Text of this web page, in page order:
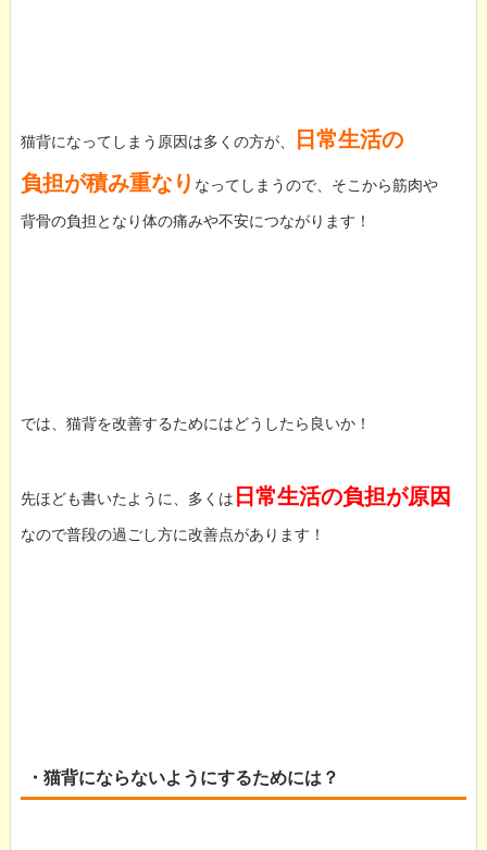
猫背になってしまう原因は多くの方が、
日常生活の
負担が積み重なり なってしまうので、そこから筋肉や
背骨の負担となり体の痛みや不安につながります！
では、猫背を改善するためにはどうしたら良いか！
先ほども書いたように、多くは 日常生活の負担が原因
なので普段の過ごし方に改善点があります！
・猫背にならないようにするためには？